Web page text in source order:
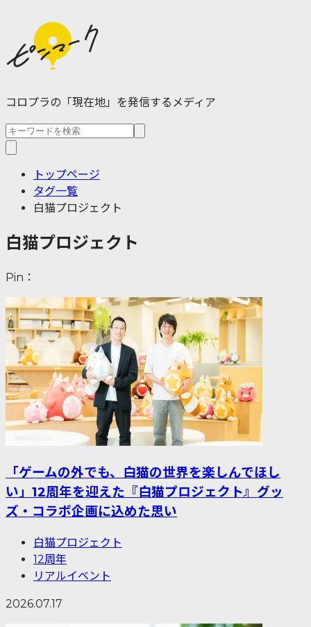
コロプラの「現在地」を発信するメディア
トップページ
タグ一覧
白猫プロジェクト
白猫プロジェクト
Pin：
「ゲームの外でも、白猫の世界を楽しんでほし
い」12周年を迎えた『白猫プロジェクト』グッ
ズ・コラボ企画に込めた思い
白猫プロジェクト
12周年
リアルイベント
2026.07.17